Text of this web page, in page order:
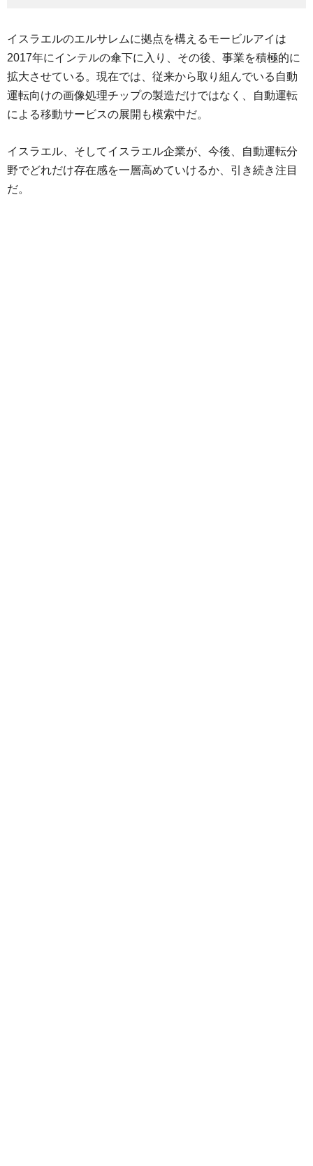
イスラエルのエルサレムに拠点を構えるモービルアイは
2017年にインテルの傘下に入り、その後、事業を積極的に
拡大させている。現在では、従来から取り組んでいる自動
運転向けの画像処理チップの製造だけではなく、自動運転
による移動サービスの展開も模索中だ。
イスラエル、そしてイスラエル企業が、今後、自動運転分
野でどれだけ存在感を一層高めていけるか、引き続き注目
だ。